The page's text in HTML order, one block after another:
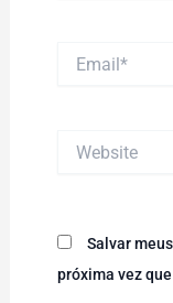
Salvar
próxima vez